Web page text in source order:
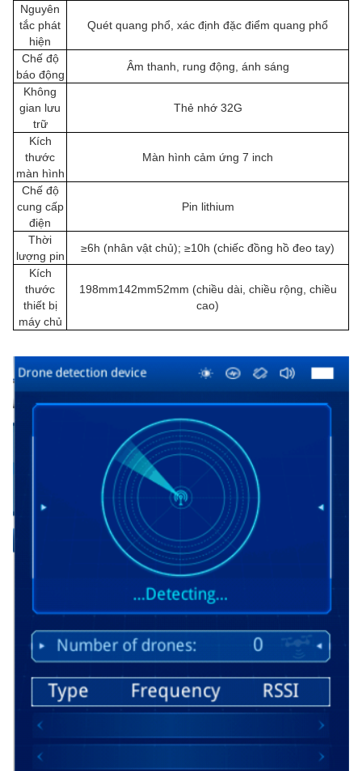
Nguyên
tắc phát
hiện
Quét quang phổ, xác định đặc điểm quang phổ
Chế độ
báo động
Âm thanh, rung động, ánh sáng
Không
gian lưu
trữ
Thẻ nhớ 32G
Kích
thước
màn hình
Màn hình cảm ứng 7 inch
Chế độ
cung cấp
điện
Pin lithium
Thời
lượng pin
≥6h (nhân vật chủ); ≥10h (chiếc đồng hồ đeo tay)
Kích
thước
thiết bị
máy chủ
198mm142mm52mm (chiều dài, chiều rộng, chiều
cao)